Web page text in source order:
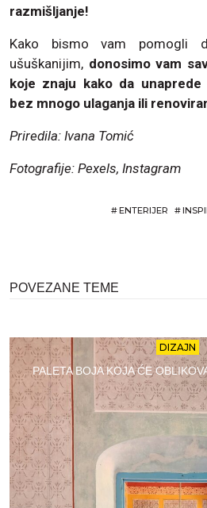
razmišljanje!
Kako bismo vam pomogli
ušuškanijim, donosimo vam
koje znaju kako da
bez mnogo ulaganja ili
Priredila: Ivana Tomić
Fotografije: Pexels, Instagram
#ENTERIJER #
POVEZANE TEME
DIZAJN
PALETA BOJA KOJA ĆE